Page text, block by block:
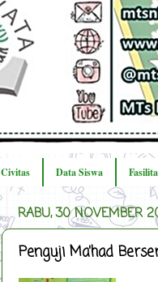
Civitas Data Siswa
RABU, 30 NOVEMBER
Penguji Ma'had